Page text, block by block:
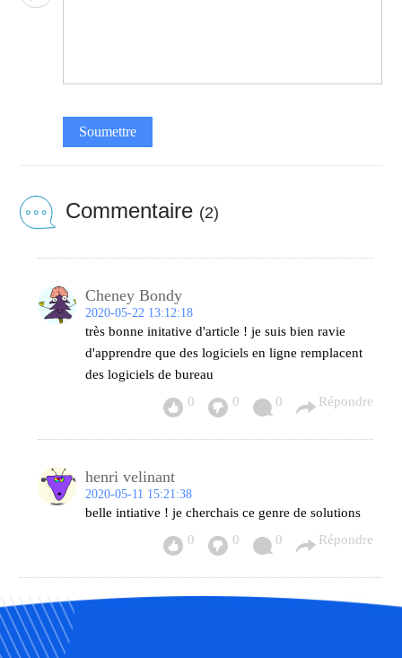
Soumettre
Commentaire (2)
Cheney Bondy
2020-05-22 13:12:18
très bonne initative d'article ! je suis bien ravie
d'apprendre que des logiciels en ligne remplacent
des logiciels de bureau
0
0 0 Répondre
henri velinant
2020-05-11 15:21:38
belle intiative ! je cherchais ce genre de solutions
0
0 0 Répondre